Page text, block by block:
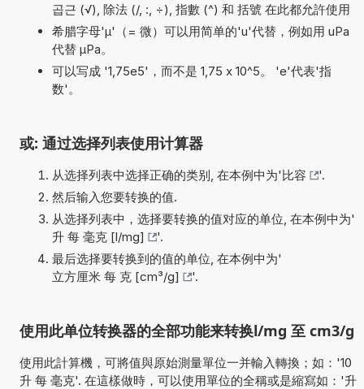
곱근 (√), 除法 (/, :, ÷), 指數 (^) 和 括號 在此都允許使用
希腊字母'µ'（= 微）可以用简单的'u'代替，例如用 uPa
代替 µPa。
可以写成 '1,75e5'，而不是 1,75 x 10^5。 'e'代表'指
数'。
或: 通过选择列表使用计算器
从选择列表中选择正确的类别, 在本例中为'比容
'.
然后输入您要转换的值.
从选择列表中，选择要转换的值对应的单位, 在本例中为'
升 每 毫克 [l/mg]
'.
最后选择要转换到的值的单位, 在本例中为'
立方厘米 每 克 [cm³/g]
'.
使用此单位转换器的全部功能来转换l/mg 至 cm3/g
使用此計算機，可將值與原始測量單位一并輸入轉換；如：'10
升 每 毫克'. 在這樣做時，可以使用單位的全稱或是縮寫如：'升